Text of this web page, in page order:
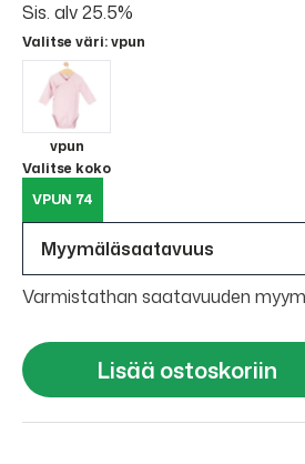
Sis. alv 25.5%
Valitse väri: vpun
vpun
Valitse koko
VPUN 74
Myymäläsaatavuus
Varmistathan saatavuuden
Lisää ostoskoriin